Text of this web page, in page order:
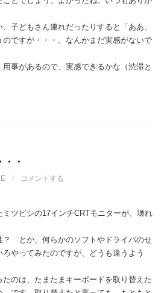
子どもさん連れだったりすると「ああ、
ですが・・・。なんかまだ実感がないで
事があるので、実感できるかな（渋滞と
・
/ コメントする
ツビシの17インチCRTモニターが、壊れ
？ とか、何らかのソフトやドライバのせ
やってみたのですが、どうも違うよう
のは、たまたまキーボードを取り替えた